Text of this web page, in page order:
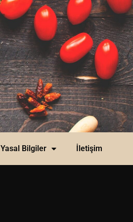
Yasal Bilgiler İletişim